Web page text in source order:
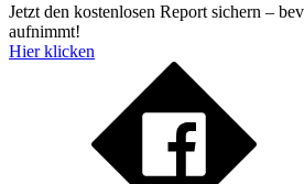
Jetzt den kostenlosen Report sichern –
aufnimmt!
Hier klicken